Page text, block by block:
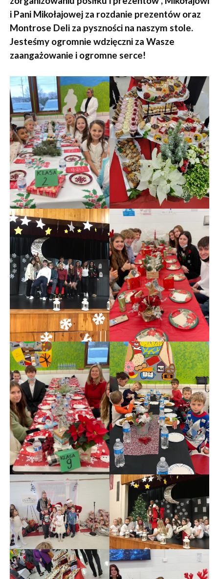
i Pani Mikołajowej za rozdanie prezentów oraz
Montrose Deli za pyszności na naszym stole.
Jesteśmy ogromnie wdzięczni za Wasze
zaangażowanie i ogromne serce!